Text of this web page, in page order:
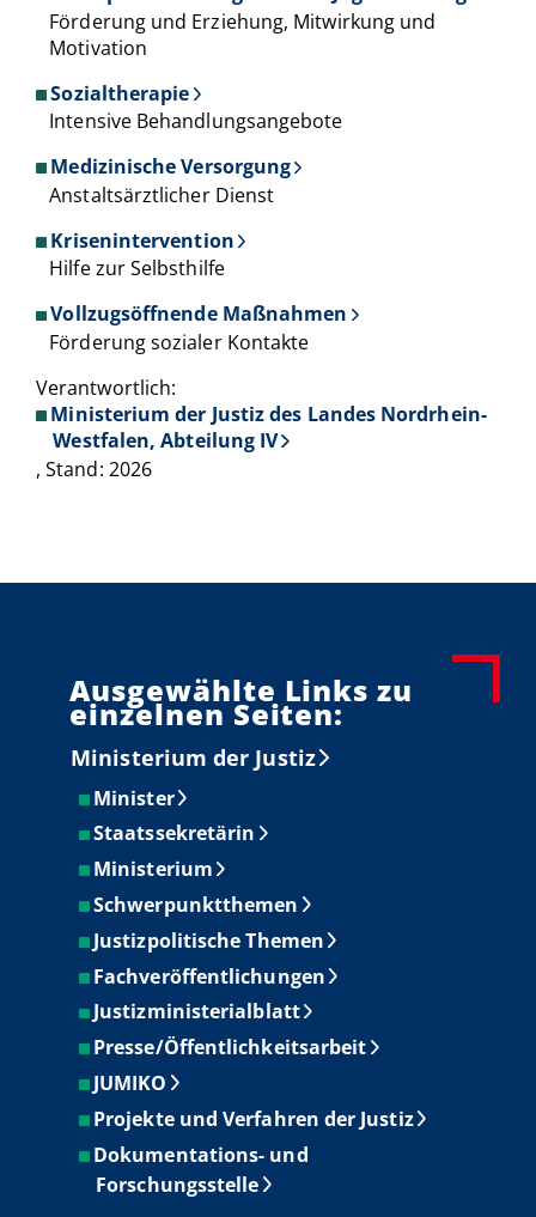
Förderung und Erziehung, Mitwirkung und
Motivation
Sozialtherapie
Intensive Behandlungsangebote
Medizinische Versorgung
Anstaltsärztlicher Dienst
Krisenintervention
Hilfe zur Selbsthilfe
Vollzugsöffnende Maßnahmen
Förderung sozialer Kontakte
Verantwortlich:
Ministerium der Justiz des Landes Nordrhein-
Westfalen, Abteilung IV
, Stand: 2026
Ausgewählte Links zu
einzelnen Seiten:
Ministerium der Justiz
Minister
Staatssekretärin
Ministerium
Schwerpunktthemen
Justizpolitische Themen
Fachveröffentlichungen
Justizministerialblatt
Presse/Öffentlichkeitsarbeit
JUMIKO
Projekte und Verfahren der Justiz
Dokumentations- und
Forschungsstelle